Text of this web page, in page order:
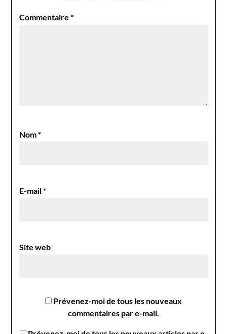
Commentaire*
Nom*
E-mail*
Site web
Prévenez-moi de tous les nouveaux
commentaires par e-mail.